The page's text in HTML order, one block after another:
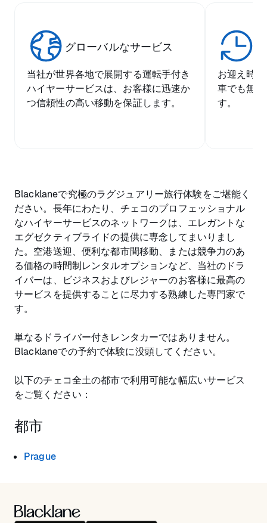
グローバルなサービス
当社が世界各地で展開する運転手付き
ハイヤーサービスは、お客様に迅速か
つ信頼性の高い移動を保証します。
お迎え時
車でも無
す。
Blacklaneで究極のラグジュアリー旅行体験をご堪能く
ださい。長年にわたり、チェコのプロフェッショナル
なハイヤーサービスのネットワークは、エレガントな
エグゼクティブライドの提供に専念してまいりまし
た。空港送迎、便利な都市間移動、または競争力のあ
る価格の時間制レンタルオプションなど、当社のドラ
イバーは、ビジネスおよびレジャーのお客様に最高の
サービスを提供することに尽力する熟練した専門家で
す。
単なるドライバー付きレンタカーではありません。
Blacklaneでの予約で体験に没頭してください。
以下のチェコ全土の都市で利用可能な幅広いサービス
をご覧ください：
都市
Prague